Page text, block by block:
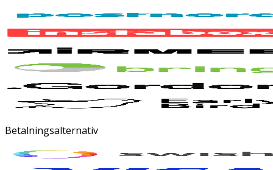
Betalningsalternativ